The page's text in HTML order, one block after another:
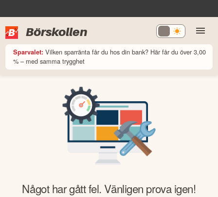
Börskollen
Sparvalet: Vilken sparränta får du hos din bank? Här får du över 3,00
% – med samma trygghet
Något har gått fel. Vänligen prova igen!